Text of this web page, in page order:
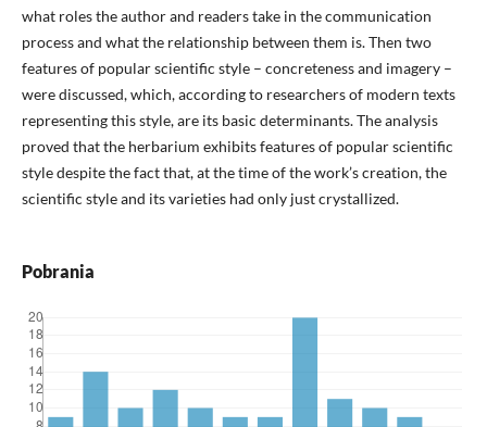
what roles the author and readers take in the communication
process and what the relationship between them is. Then two
features of popular scientific style – concreteness and imagery –
were discussed, which, according to researchers of modern texts
representing this style, are its basic determinants. The analysis
proved that the herbarium exhibits features of popular scientific
style despite the fact that, at the time of the work’s creation, the
scientific style and its varieties had only just crystallized.
Pobrania